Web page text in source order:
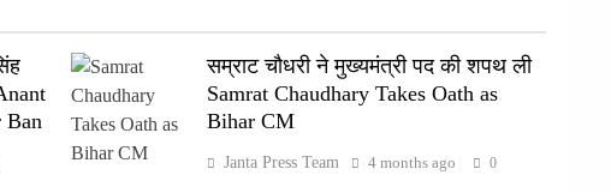
Ban
सम्राट चौधरी ने मुख्यमंत्री पद की शपथ ली
Samrat Chaudhary Takes Oath as
Bihar CM
Janta Press Team 4 months ago 0